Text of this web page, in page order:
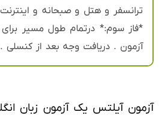
ترانسفر و هتل و صبحانه و
*فاز سوم:* درتمام طول مسیر
آزمون . دریافت وجه بعد از کنسلی .
آزمون آیلتس یک آزمون زبان